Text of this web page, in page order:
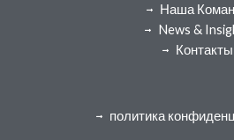
Наша
News &
Контакты
политика